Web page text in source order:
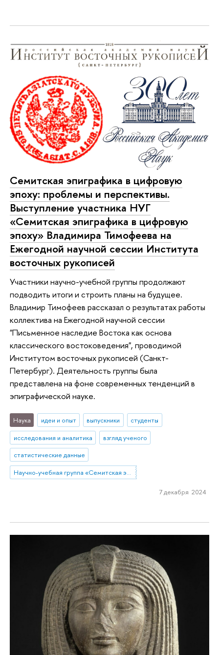
Семитская эпиграфика в цифровую
эпоху: проблемы и перспективы.
Выступление участника НУГ
«Семитская эпиграфика в цифровую
эпоху» Владимира Тимофеева на
Ежегодной научной сессии Института
восточных рукописей
Участники научно-учебной группы продолжают
подводить итоги и строить планы на будущее.
Владимир Тимофеев рассказал о результатах работы
коллектива на Ежегодной научной сессии
"Письменное наследие Востока как основа
классического востоковедения", проводимой
Институтом восточных рукописей (Санкт-
Петербург). Деятельность группы была
представлена на фоне современных тенденций в
эпиграфической науке.
Наука идеи и опыт выпускники
студенты
исследования и аналитика
взгляд ученого
статистические данные
Научно-учебная группа «Семитская эпиграфика в цифровую эпоху»
7 декабря 2024